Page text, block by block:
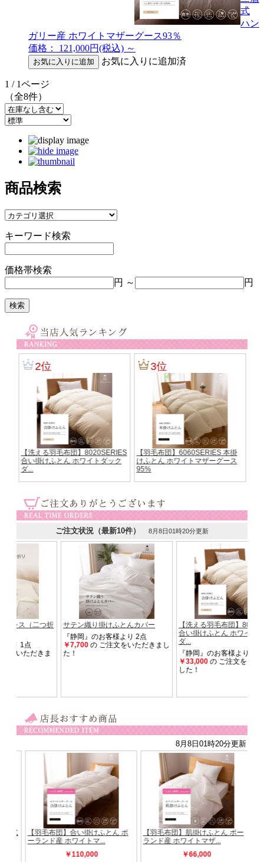
式
ハン
ガリー産 ホワイトマザーグース93％
価格： 121,000円(税込) ～
お気に入りに追加済
1 / 1ページ
（全8件）
商品検索
キーワード検索
価格帯検索
円 ～
円